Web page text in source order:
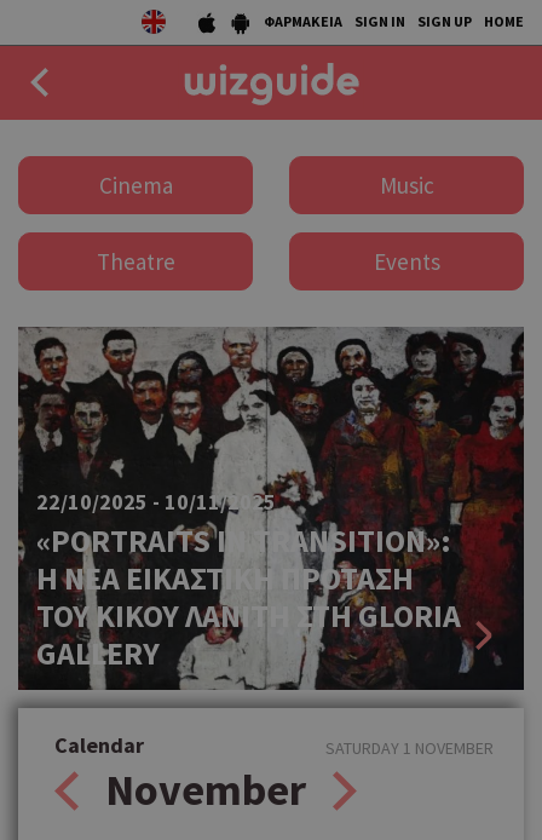
ΦΑΡΜΑΚΕΙΑ SIGN IN SIGN UP HOME
DRINK
COLLECTIONS
STORIES
NEWS
Cinema Music
Theatre Events
22/10/2025 - 10/11/2025
«PORTRAITS IN TRANSITION»:
Η ΝΕΑ ΕΙΚΑΣΤΙΚΗ ΠΡΟΤΑΣΗ
ΤΟΥ ΚΙΚΟΥ ΛΑΝΙΤΗ ΣΤΗ GLORIA
GALLERY
Calendar
November
SATURDAY 1 NOVEMBER